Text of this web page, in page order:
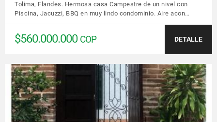
Tolima, Flandes. Hermosa casa Campestre de un nivel con
Piscina, Jacuzzi, BBQ en muy lindo condominio. Aire acon…
$560.000.000 COP DETALLE